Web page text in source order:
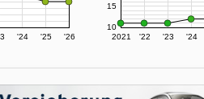
'24 '25 '26 2021 '22 '23 '24
10
15